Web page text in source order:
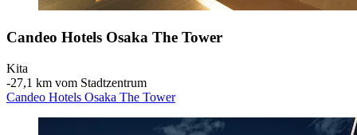
Candeo Hotels Osaka The Tower
Kita
‐27,1 km vom Stadtzentrum
Candeo Hotels Osaka The Tower